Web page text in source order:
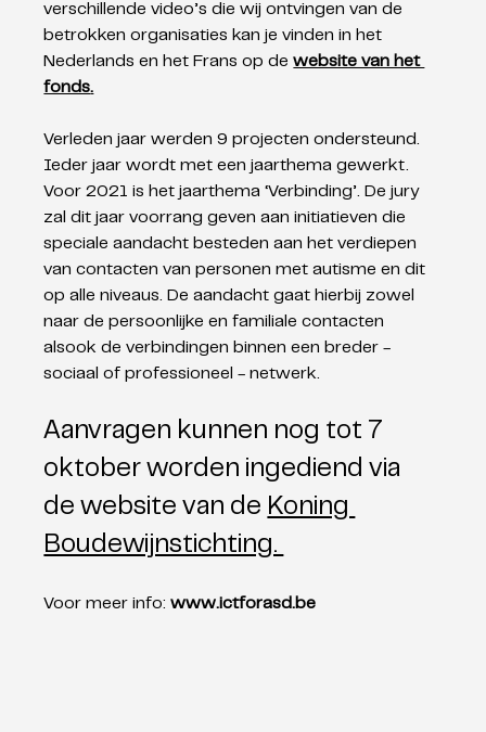
verschillende video’s die wij ontvingen van de
betrokken organisaties kan je vinden in het
Nederlands en het Frans op de website van het
fonds.
Verleden jaar werden 9 projecten ondersteund.
Ieder jaar wordt met een jaarthema gewerkt.
Voor 2021 is het jaarthema ‘Verbinding’. De jury
zal dit jaar voorrang geven aan initiatieven die
speciale aandacht besteden aan het verdiepen
van contacten van personen met autisme en dit
op alle niveaus. De aandacht gaat hierbij zowel
naar de persoonlijke en familiale contacten
alsook de verbindingen binnen een breder -
sociaal of professioneel - netwerk.
Aanvragen kunnen nog tot 7
oktober worden ingediend via
de website van de Koning
Boudewijnstichting.
Voor meer info: www.ictforasd.be